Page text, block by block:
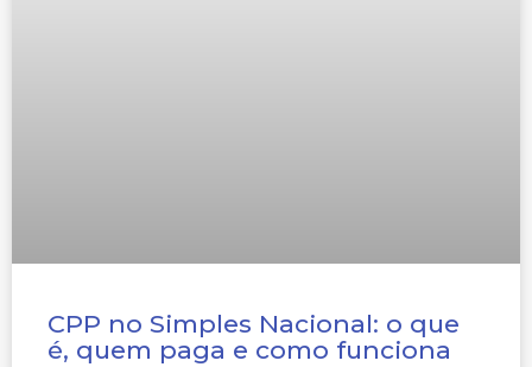
CPP no Simples Nacional: o que
é, quem paga e como funciona